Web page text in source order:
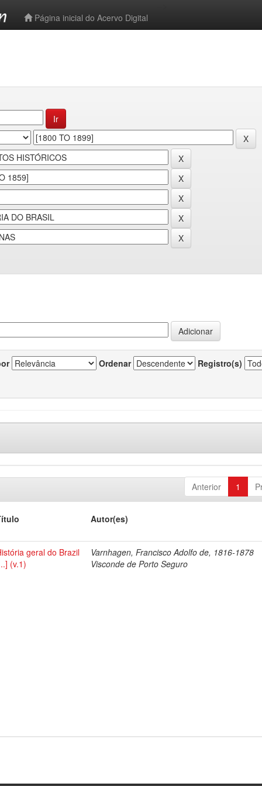
Página inicial do Acervo Digital
Ordenar Registro(s)
Anterior 1
Autor(es)
geral do Brazil
(v.1)
Varnhagen, Francisco Adolfo de, 1816-1878
Visconde de Porto Seguro